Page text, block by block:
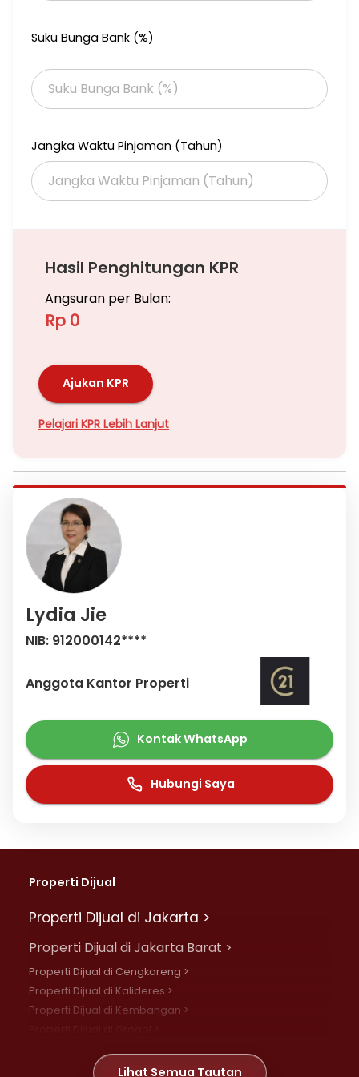
Suku Bunga Bank (%)
Jangka Waktu Pinjaman (Tahun)
Hasil Penghitungan KPR
Angsuran per Bulan:
Rp 0
Ajukan KPR
Pelajari KPR Lebih Lanjut
Lydia Jie
NIB: 912000142****
Anggota Kantor Properti
Kontak WhatsApp
Hubungi Saya
Properti Dijual
Properti Dijual di Jakarta >
Properti Dijual di Jakarta Barat >
Properti Dijual di Cengkareng >
Properti Dijual di Kalideres >
Properti Dijual di Kembangan >
Properti Dijual di Meruya >Lihat Semua Tautan